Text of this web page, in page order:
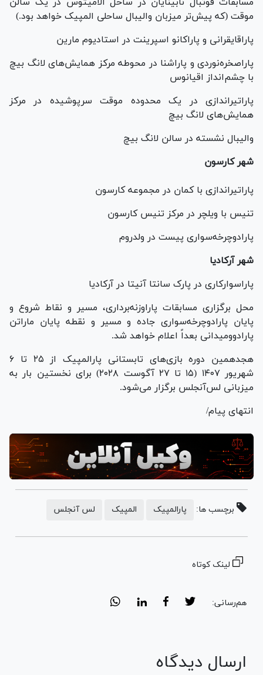
موقت (که پیش‌تر میزبان والیبال ساحلی المپیک خواهد بود.)
پاراقایقرانی و پاراکانو اسپرینت در استادیوم مارین
پاراصخره‌نوردی و پاراشنا در محوطه مرکز همایش‌های لانگ بیچ
با چشم‌انداز اقیانوس
پاراتیراندازی در یک محدوده موقت سرپوشیده در مرکز
همایش‌های لانگ بیچ
والیبال نشسته در سالن لانگ بیچ
شهر کارسون
پاراتیراندازی با کمان در مجموعه کارسون
تنیس با ویلچر در مرکز تنیس کارسون
پارادوچرخه‌سواری پیست در ولدروم
شهر آرکادیا
پاراسوارکاری در پارک سانتا آنیتا در آرکادیا
محل برگزاری مسابقات پاراوزنه‌برداری، مسیر و نقاط شروع و
پایان پارادوچرخه‌سواری جاده و مسیر و نقطه پایان ماراتن
پارادوومیدانی بعداً اعلام خواهد شد.
هجدهمین دوره بازی‌های تابستانی پارالمپیک از ۲۵ تا ۶
شهریور ۱۴۰۷ (۱۵ تا ۲۷ آگوست ۲۰۲۸) برای نخستین بار به
میزبانی لس‌آنجلس برگزار می‌شود.
انتهای پیام/
برچسب ها: پارالمپیک المپیک لس آنجلس
لینک کوتاه
هم‌رسانی:
ارسال دیدگاه